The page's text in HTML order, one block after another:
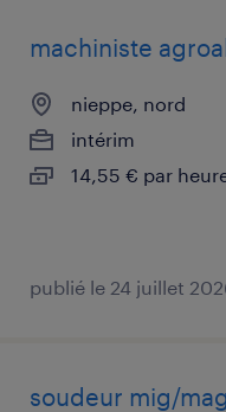
machiniste
nieppe, nord
intérim
14,55 € par
publié le 24 juillet
soudeur mig/